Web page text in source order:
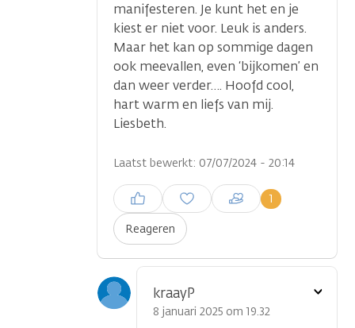
manifesteren. Je kunt het en je
kiest er niet voor. Leuk is anders.
Maar het kan op sommige dagen
ook meevallen, even ‘bijkomen’ en
dan weer verder…. Hoofd cool,
hart warm en liefs van mij.
Liesbeth.
Laatst bewerkt: 07/07/2024 - 20:14
Reageren
1
Inloggen om een reactie te
plaatsen
kraayP
8 januari 2025 om 19.32
Toon